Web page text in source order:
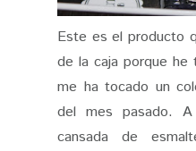
Este es el producto
de la caja porque
me ha tocado un
del mes pasado.
cansada de